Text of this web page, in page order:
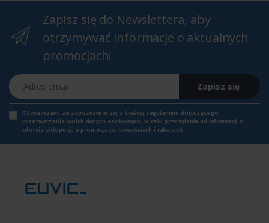
Zapisz się do Newslettera, aby
otrzymywać informacje o aktualnych
promocjach!
Adres email
Zapisz się
Oświadczam, że zapoznałem się z treścią regulaminu dotyczącego
przetwarzania moich danych osobowych, w celu przesyłania mi informacji o
ofercie sklepu tj. o promocjach, nowościach i rabatach.